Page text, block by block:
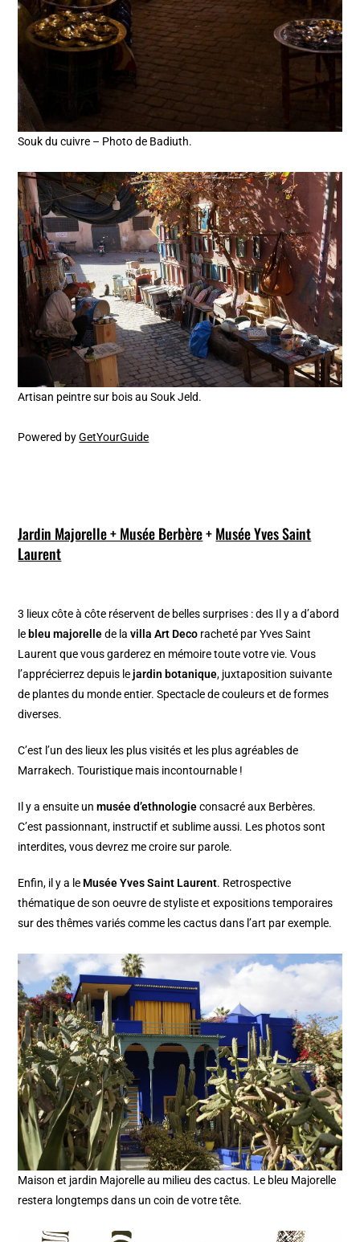
Souk du cuivre – Photo de Badiuth.
Artisan peintre sur bois au Souk Jeld.
Powered byGetYourGuide
Jardin Majorelle + Musée Berbère+Musée Yves Saint
Laurent
3 lieux côte à côte réservent de belles surprises : des Il y a d’abord
le bleu majorellede lavilla Art Deco racheté par Yves Saint
Laurent que vous garderez en mémoire toute votre vie. Vous
l’apprécierrez depuis lejardin botanique, juxtaposition suivante
de plantes du monde entier. Spectacle de couleurs et de formes
diverses.
C’est l’un des lieux les plus visités et les plus agréables de
Marrakech. Touristique mais incontournable !
Il y a ensuite unmusée d’ethnologieconsacré aux Berbères.
C’est passionnant, instructif et sublime aussi. Les photos sont
interdites, vous devrez me croire sur parole.
Enfin, il y a le Musée Yves Saint Laurent. Retrospective
thématique de son oeuvre de styliste et expositions temporaires
sur des thêmes variés comme les cactus dans l’art par exemple.
Maison et jardin Majorelle au milieu des cactus. Le bleu Majorelle
restera longtemps dans un coin de votre tête.